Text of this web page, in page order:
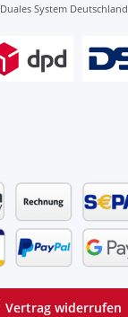
Duales System Deutschland
Vertrag widerrufen